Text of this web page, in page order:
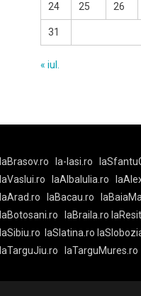
24 25 26
31
« iul.
laBrasov.ro la-Iasi.ro
laVaslui.ro
laAlbaIulia.ro
laArad.ro
laBacau.ro
laBotosani.ro
laBraila.ro
laSibiu.ro
laSlatina.ro
laTarguJiu.ro
laTarguMures.ro